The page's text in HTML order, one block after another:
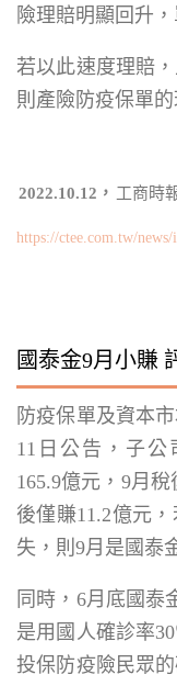
險理賠明顯回升
若以此速度理賠
則產險防疫保單
2022.10.12， 工商時
https://ctee.com.tw/
國泰金9月小賺
防疫保單及資本
11日公告，子
165.9億元，9月
後僅賺11.2億元
失，則9月是國泰
同時，6月底國泰
是用國人確診率
投保防疫險民眾